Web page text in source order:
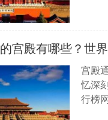
宫殿有哪些？世
宫殿
忆深
行榜